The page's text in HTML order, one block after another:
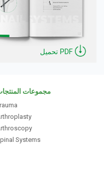
تحميل PDF
مجموعات
Systems